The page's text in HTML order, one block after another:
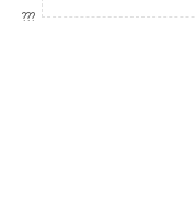
???